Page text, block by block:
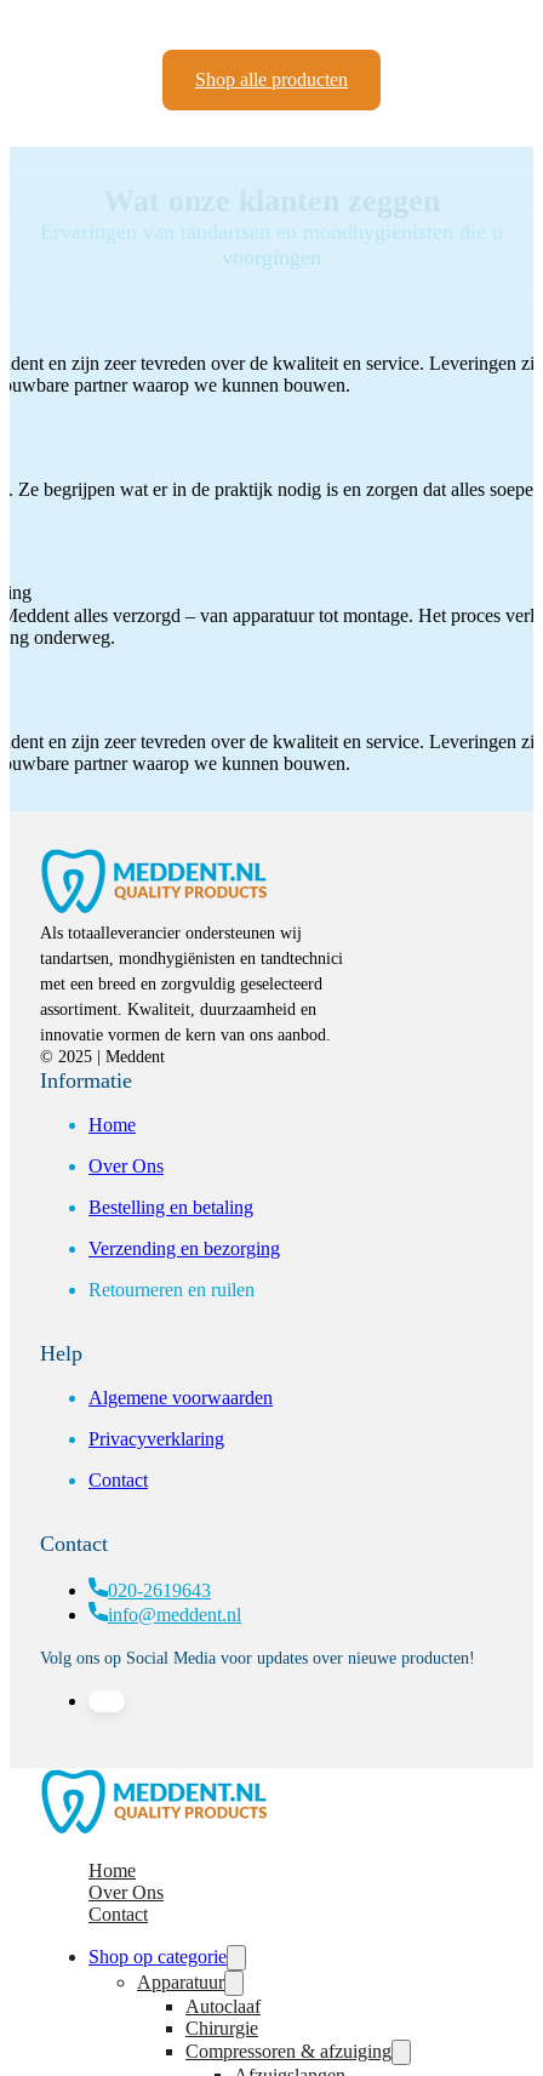
Shop alle producten
Ervaringen van tandartsen en mondhygiënisten die u
voorgingen
en zijn zeer tevreden over de kwaliteit en service. Leveringen
partner waarop we kunnen bouwen.
Ze begrijpen wat er in de praktijk nodig is en zorgen dat alles
alles verzorgd – van apparatuur tot montage. Het proces
onderweg.
en zijn zeer tevreden over de kwaliteit en service. Leveringen
partner waarop we kunnen bouwen.
Als totaalleverancier ondersteunen wij
tandartsen, mondhygiënisten en tandtechnici
met een breed en zorgvuldig geselecteerd
assortiment. Kwaliteit, duurzaamheid en
innovatie vormen de kern van ons aanbod.
© 2025 | Meddent
Informatie
Home
Over Ons
Bestelling en betaling
Verzending en bezorging
Retourneren en ruilen
Help
Algemene voorwaarden
Privacyverklaring
Contact
Contact
020-2619643
info@meddent.nl
Volg ons op Social Media voor updates over nieuwe producten!
Home
Over Ons
Contact
Shop op categorie
Apparatuur
Autoclaaf
Chirurgie
Compressoren & afzuiging